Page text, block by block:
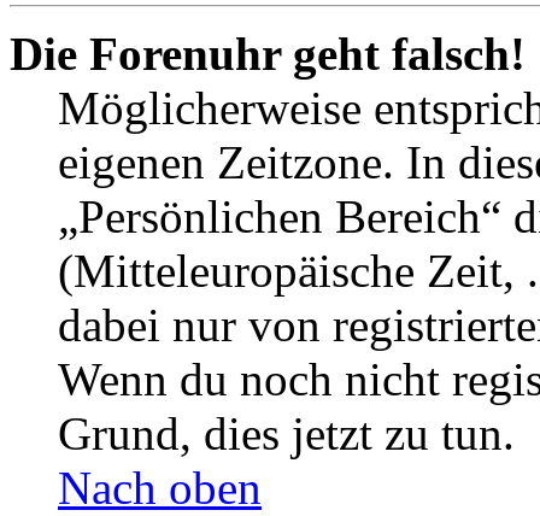
Die Forenuhr geht falsch!
Möglicherweise
eigenen Zeitzone. In
„Persönlichen Bereich“
(Mitteleuropäische Zeit,
dabei nur von
Wenn du noch nicht
Grund, dies jetzt zu tun.
Nach oben